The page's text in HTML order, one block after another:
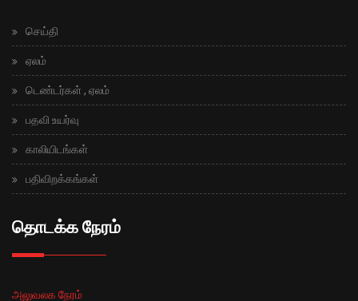
செய்தி
ஏலம்
டெண்டர்கள் , ஏலம்
பதவி உயர்வு
காலியிடங்கள்
பதிவிறக்கங்கள்
தொடக்க நேரம்
அலுவலக நேரம்